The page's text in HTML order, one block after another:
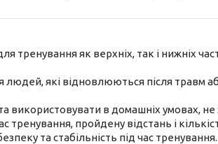
тренування як верхніх, так і нижніх
людей, які відновлюються після травм
використовувати в домашніх умовах, не
тренування, пройдену відстань і
та стабільність під час тренування.